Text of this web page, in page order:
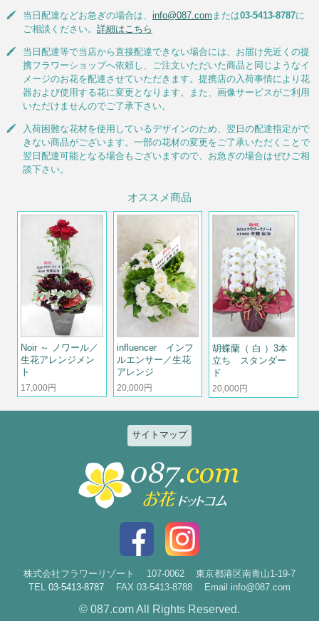
当日配達などお急ぎの場合は、 info@087.com または03-5413-8787に
ご相談ください。 詳細はこちら
当日配達等で当店から直接配達できない場合には、お届け先近くの提
携フラワーショップへ依頼し、ご注文いただいた商品と同じようなイ
メージのお花を配達させていただきます。提携店の入荷事情により花
器および使用する花に変更となります。また、画像サービスがご利用
いただけませんのでご了承下さい。
入荷困難な花材を使用しているデザインのため、翌日の配達指定がで
きない商品がございます。一部の花材の変更をご了承いただくことで
翌日配達可能となる場合もございますので、お急ぎの場合はぜひご相
談下さい。
オススメ商品
Noir ～ ノワール／
生花アレンジメン
ト
17,000円
influencer インフ
ルエンサー／生花
アレンジ
20,000円
胡蝶蘭（ 白 ）3本
立ち スタンダー
ド
20,000円
サイトマップ
特集
2026ひまわりと夏の花特集
お祝い花特集～開店・移転・就
花束
アレンジ
個人のお客様
結婚記念日
入社・退職
結婚
出産
新築・引越
お見舞い
株式会社フラワーリゾート 107-0062
東京都港区南青山1-19-7
TEL03-5413-8787 FAX 03-5413-8788 Email info@087.com
© 087.com All Rights Reserved.